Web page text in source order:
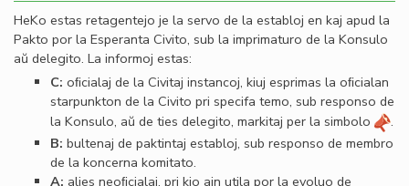
HeKo estas retagentejo je la servo de la establoj en kaj apud la
Pakto por la Esperanta Civito, sub la imprimaturo de la Konsulo
aŭ delegito. La informoj estas:
C: oﬁcialaj de la Civitaj instancoj, kiuj esprimas la oﬁcialan
starpunkton de la Civito pri specifa temo, sub responso de
la Konsulo, aŭ de ties delegito, markitaj per la simbolo
.
B: bultenaj de paktintaj establoj, sub responso de membro
de la koncerna komitato.
A: alies neoﬁcialaj, pri kio ajn utila por la evoluo de